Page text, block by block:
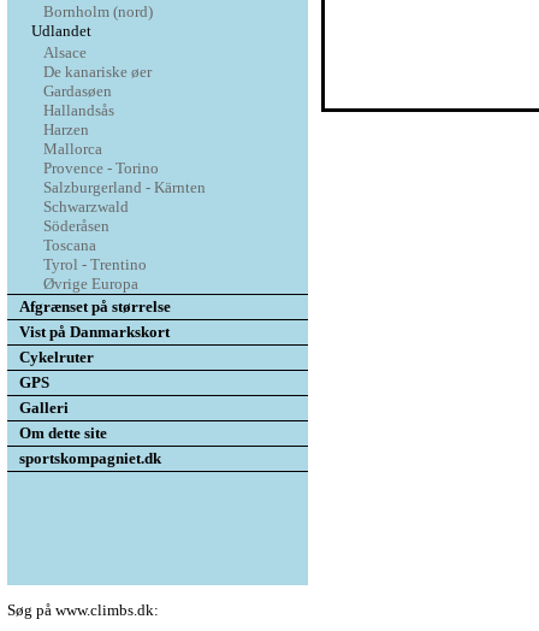
Bornholm (nord)
Udlandet
Alsace
De kanariske øer
Gardasøen
Hallandsås
Harzen
Mallorca
Provence - Torino
Salzburgerland - Kärnten
Schwarzwald
Söderåsen
Toscana
Tyrol - Trentino
Øvrige Europa
Afgrænset på størrelse
Vist på Danmarkskort
Cykelruter
GPS
Galleri
Om dette site
sportskompagniet.dk
Søg på www.climbs.dk: